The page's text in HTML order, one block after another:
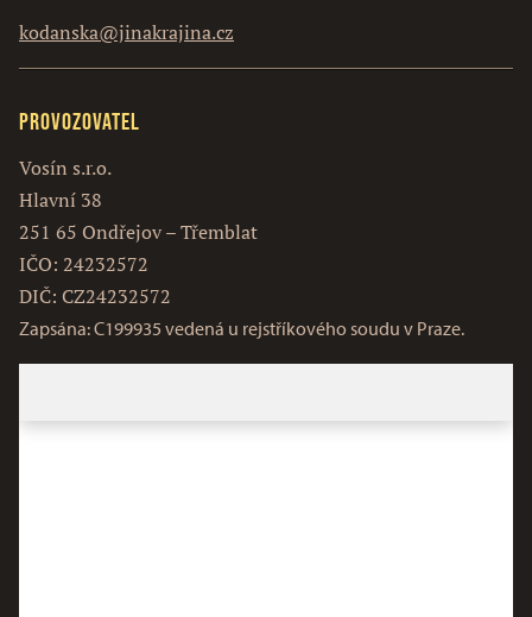
kodanska@jinakrajina.cz
Provozovatel
Vosín s.r.o.
Hlavní 38
251 65 Ondřejov – Třemblat
IČO: 24232572
DIČ: CZ24232572
Zapsána: C199935 vedená u rejstříkového soudu v Praze.